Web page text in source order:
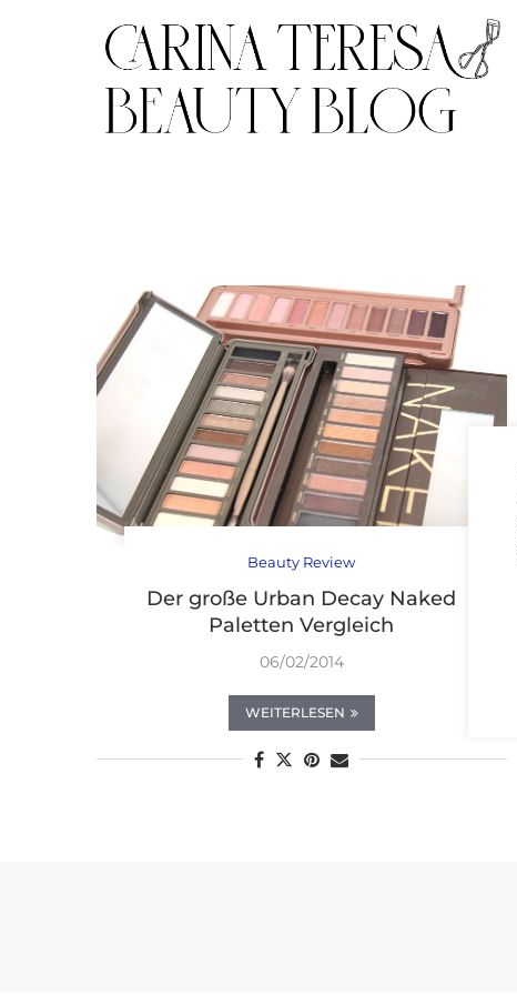
Beauty Review
Der große Urban Decay Naked
Paletten Vergleich
06/02/2014
WEITERLESEN